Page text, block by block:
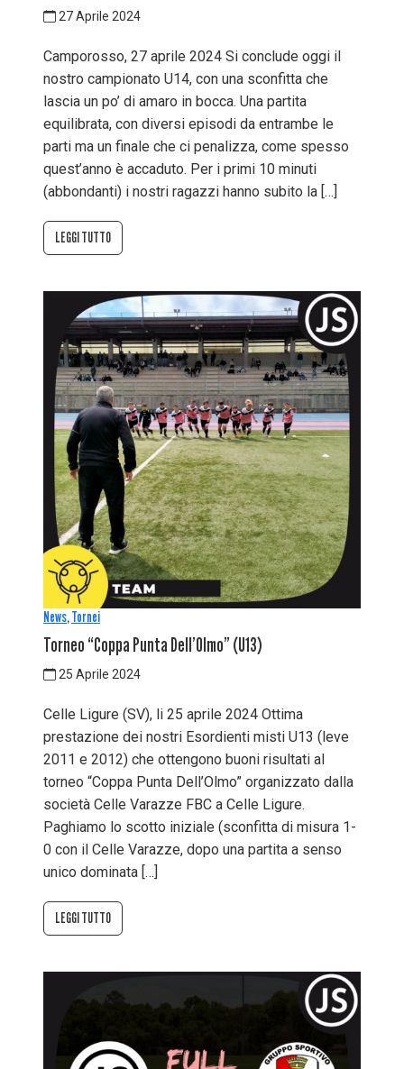
27 Aprile 2024
Camporosso, 27 aprile 2024 Si conclude oggi il
nostro campionato U14, con una sconfitta che
lascia un po’ di amaro in bocca. Una partita
equilibrata, con diversi episodi da entrambe le
parti ma un finale che ci penalizza, come spesso
quest’anno è accaduto. Per i primi 10 minuti
(abbondanti) i nostri ragazzi hanno subito la […]
LEGGI TUTTO
News,Tornei
Torneo “Coppa Punta Dell’Olmo” (U13)
25 Aprile 2024
Celle Ligure (SV), li 25 aprile 2024 Ottima
prestazione dei nostri Esordienti misti U13 (leve
2011 e 2012) che ottengono buoni risultati al
torneo “Coppa Punta Dell’Olmo” organizzato dalla
società Celle Varazze FBC a Celle Ligure.
Paghiamo lo scotto iniziale (sconfitta di misura 1-
0 con il Celle Varazze, dopo una partita a senso
unico dominata […]
LEGGI TUTTO